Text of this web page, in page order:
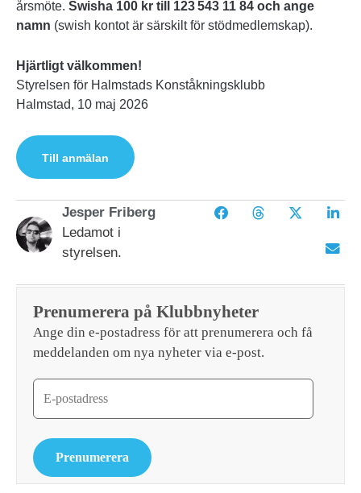
årsmöte. Swisha 100 kr till 123 543 11 84 och ange
namn (swish kontot är särskilt för stödmedlemskap).
Hjärtligt välkommen!
Styrelsen för Halmstads Konståkningsklubb
Halmstad, 10 maj 2026
Till anmälan
Jesper Friberg
Ledamot i
styrelsen.
Prenumerera på Klubbnyheter
Ange din e-postadress för att prenumerera och få
meddelanden om nya nyheter via e-post.
Prenumerera